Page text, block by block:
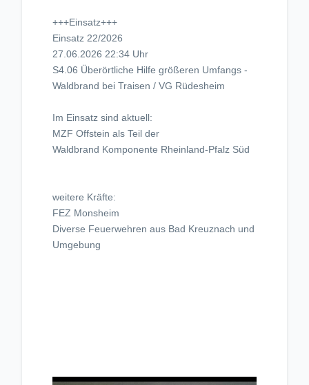
+++Einsatz+++
Einsatz 22/2026
27.06.2026 22:34 Uhr
S4.06 Überörtliche Hilfe größeren Umfangs -
Waldbrand bei Traisen / VG Rüdesheim
Im Einsatz sind aktuell:
MZF Offstein als Teil der
Waldbrand Komponente Rheinland-Pfalz Süd
weitere Kräfte:
FEZ Monsheim
Diverse Feuerwehren aus Bad Kreuznach und
Umgebung